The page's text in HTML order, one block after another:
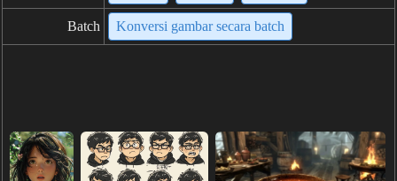
Batch Konversi gambar secara batch